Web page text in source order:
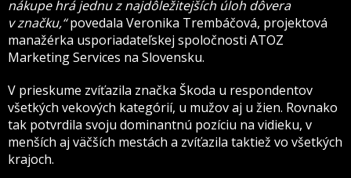
nákupe hrá jednu z najdôležitejších úloh dôvera
v značku,“povedala Veronika Trembáčová, projektová
manažérka usporiadateľskej spoločnosti ATOZ
Marketing Services na Slovensku.
V prieskume zvíťazila značka Škoda u respondentov
všetkých vekových kategórií, u mužov aj u žien. Rovnako
tak potvrdila svoju dominantnú pozíciu na vidieku, v
menších aj väčších mestách a zvíťazila taktiež vo všetkých
krajoch.